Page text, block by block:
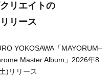
リエイトの
リース
YOKOSAWA「MAYORUM–
Master Album」2026年8
)リリース